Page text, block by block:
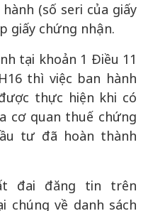
(số seri của giấy
giấy chứng nhận.
tại khoản 1 Điều 11
thì việc ban hành
thực hiện khi có
cơ quan thuế chứng
tư đã hoàn thành
đai đăng tin trên
chúng về danh sách